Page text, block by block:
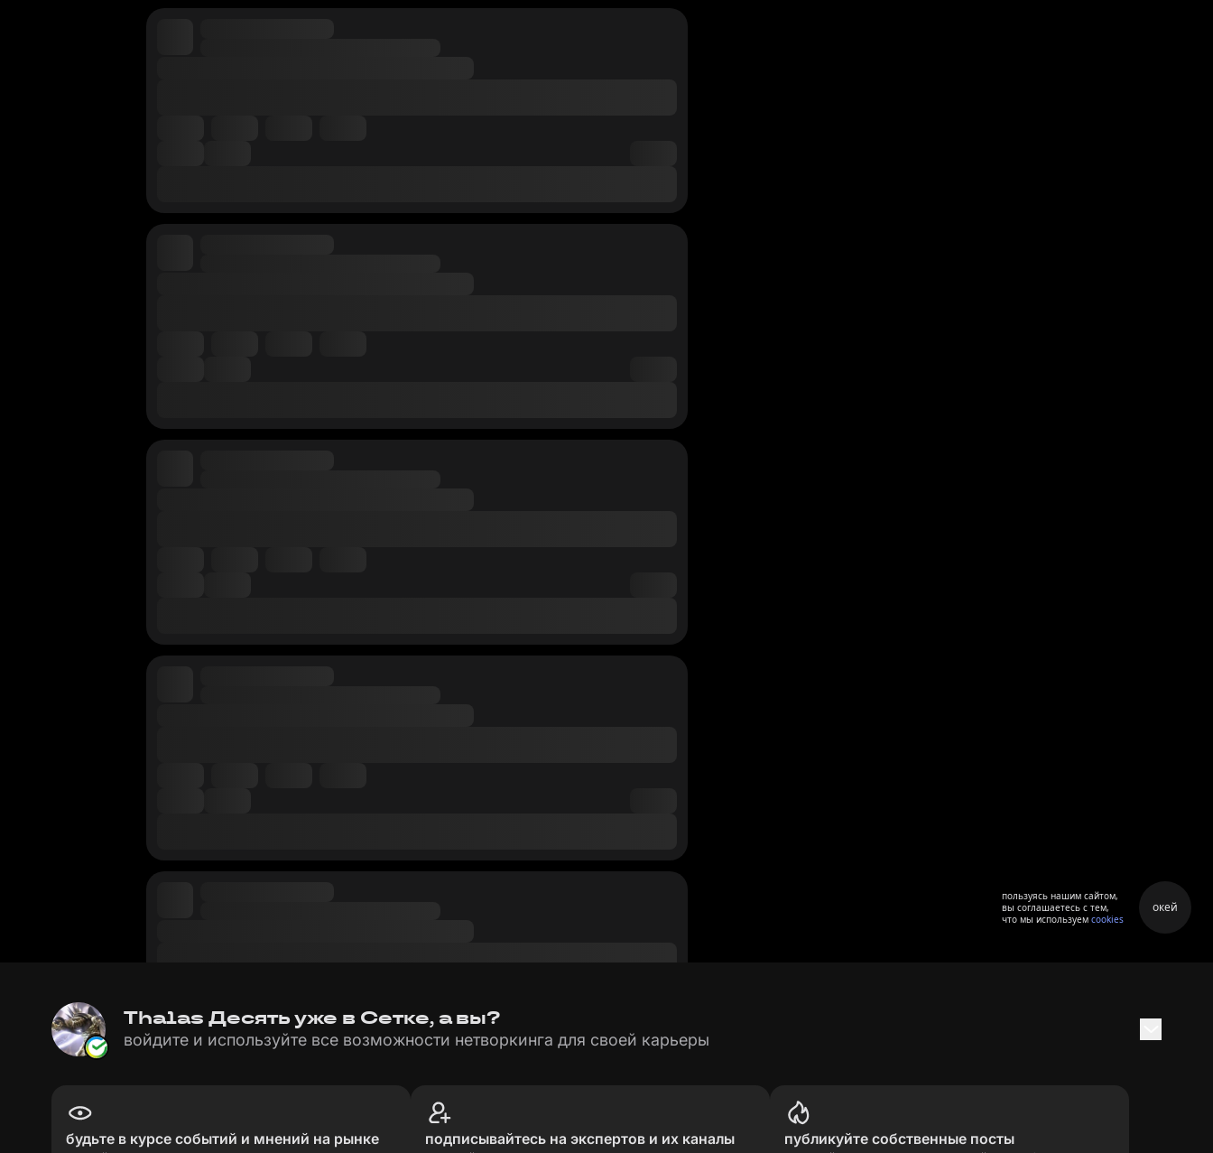
Thalas Десять уже в Сетке, а вы?
войдите и используйте все возможности нетворкинга для своей карьеры
будьте в курсе событий и мнений на рынке подписывайтесь на экспертов и их каналы публикуйте собственные посты
пользуясь нашим сайтом,
вы соглашаетесь с тем,
что мы используем cookies
окей